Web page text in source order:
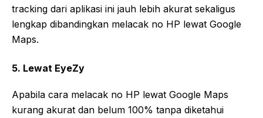
tracking dari aplikasi ini jauh lebih akurat sekaligus
lengkap dibandingkan melacak no HP lewat Google
Maps.
5. Lewat EyeZy
Apabila cara melacak no HP lewat Google Maps
kurang akurat dan belum 100% tanpa diketahui